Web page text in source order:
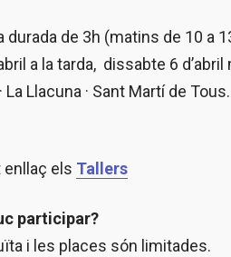
durada de 3h (matins de 10 a
a la tarda, dissabte 6
La Llacuna · Sant Martí de Tous.
els Tallers
participar?
i les places són limitades.